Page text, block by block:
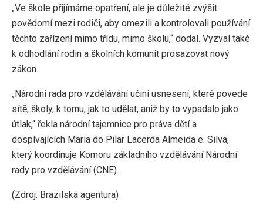
„Ve škole přijímáme opatření, ale je důležité zvýšit
povědomí mezi rodiči, aby omezili a kontrolovali používání
těchto zařízení mimo třídu, mimo školu,“ dodal. Vyzval také
k odhodlání rodin a školních komunit prosazovat nový
zákon.
„Národní rada pro vzdělávání učiní usnesení, které povede
sítě, školy, k tomu, jak to udělat, aniž by to vypadalo jako
útlak,“ řekla národní tajemnice pro práva dětí a
dospívajících Maria do Pilar Lacerda Almeida e. Silva,
který koordinuje Komoru základního vzdělávání Národní
rady pro vzdělávání (CNE).
(Zdroj: Brazilská agentura)